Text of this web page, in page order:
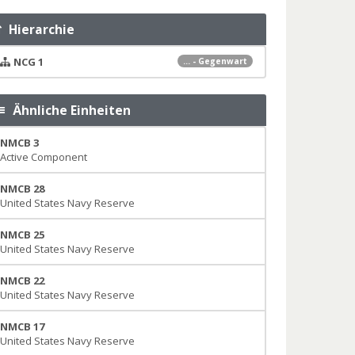
Hierarchie
... - Gegenwart
NCG 1
Ähnliche Einheiten
NMCB 3
Active Component
NMCB 28
United States Navy Reserve
NMCB 25
United States Navy Reserve
NMCB 22
United States Navy Reserve
NMCB 17
United States Navy Reserve